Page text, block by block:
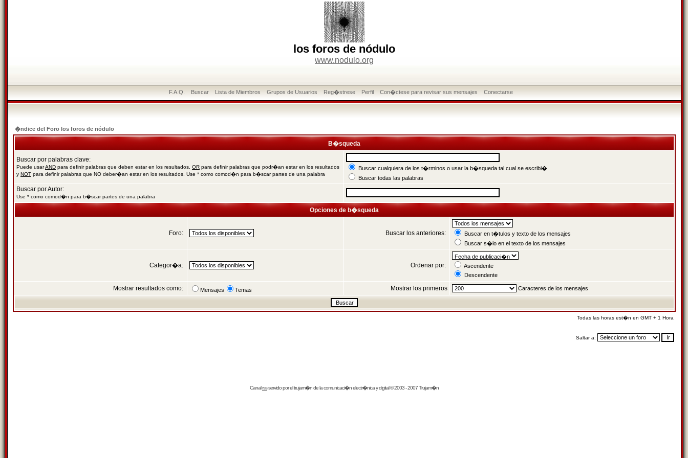
los foros de nódulo
www.nodulo.org
F.A.Q. Buscar Lista de Miembros Grupos de Usuarios Reg�strese Perfil Con�ctese para revisar sus mensajes Conectarse
�ndice del Foro los foros de nódulo
B�squeda
Buscar por palabras clave:
Puede usarAND para definir palabras que deben estar en los resultados, OR para definir palabras que podr�an estar en los resultados
y NOT para definir palabras que NO deber�an estar en los resultados. Use * como comod�n para b�scar partes de una palabra
Buscar cualquiera de los t�rminos o usar la b�squeda tal cual se escribi�
Buscar todas las palabras
Buscar por Autor:
Use * como comod�n para b�scar partes de una palabra
Opciones de b�squeda
Foro: Buscar los anteriores:
Buscar en t�tulos y texto de los mensajes
Buscar s�lo en el texto de los mensajes
Categor�a: Ordenar por:
Ascendente
Descendente
Mostrar resultados como: Mensajes Temas Mostrar los primeros Caracteres de los mensajes
Todas las horas est�n en GMT + 1 Hora
Saltar a:
Canalrssservido por eltrujam�nde la comunicaci�n electr�nica y digital © 2003 - 2007 Trujam�n